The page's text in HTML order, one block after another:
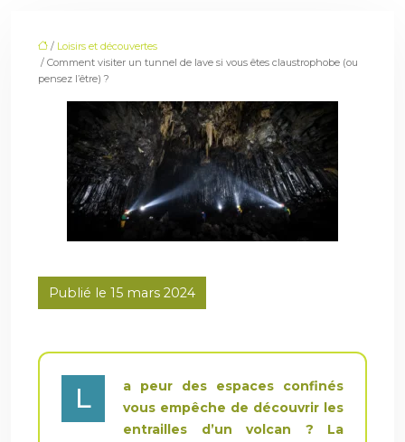
/ Loisirs et découvertes
/ Comment visiter un tunnel de lave si vous êtes claustrophobe (ou
pensez l’être) ?
Publié le 15 mars 2024
L
a peur des espaces confinés
vous empêche de découvrir les
entrailles d’un volcan ? La